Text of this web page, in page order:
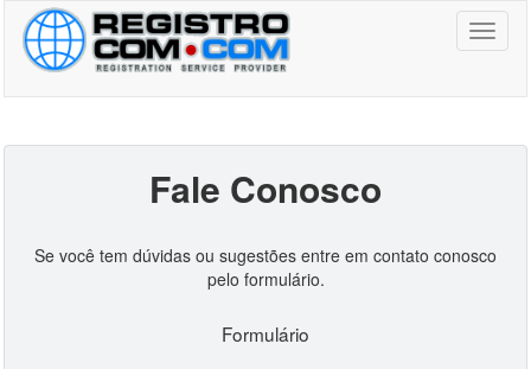
Toggle
Fale Conosco
Se você tem dúvidas ou sugestões entre em contato conosco
pelo formulário.
Formulário